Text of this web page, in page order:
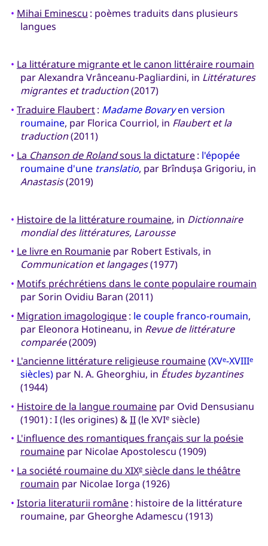
• Mihai Eminescu : poèmes traduits dans plusieurs
langues
• La littérature migrante et le canon littéraire roumain
par Alexandra Vrânceanu-Pagliardini, in Littératures
migrantes et traduction(2017)
• Traduire Flaubert: Madame Bovaryen version
roumaine, par Florica Courriol, in Flaubert et la
traduction(2011)
• La Chanson de Rolandsous la dictature: l'épopée
roumaine d'une translatio, par Brîndușa Grigoriu, in
Anastasis(2019)
• Histoire de la littérature roumaine, in Dictionnaire
mondial des littératures, Larousse
• Le livre en Roumaniepar Robert Estivals, in
Communication et langages(1977)
• Motifs préchrétiens dans le conte populaire roumain
par Sorin Ovidiu Baran (2011)
• Migration imagologique: le couple franco-roumain,
par Eleonora Hotineanu, in Revue de littérature
comparée(2009)
• L'ancienne littérature religieuse roumaine(XVe-XVIIIe
siècles)par N. A. Gheorghiu, in Études byzantines
(1944)
• Histoire de la langue roumainepar Ovid Densusianu
(1901) : I (les origines) &II(le XVIesiècle)
• L'influence des romantiques français sur la poésie
roumainepar Nicolae Apostolescu (1909)
• La société roumaine du XIXesiècle dans le théâtre
roumain par Nicolae Iorga (1926)
• Istoria literaturii române: histoire de la littérature
roumaine, par Gheorghe Adamescu (1913)